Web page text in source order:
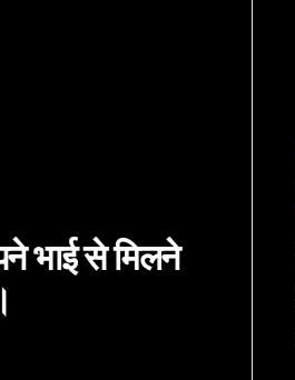
ग्रामीणों में